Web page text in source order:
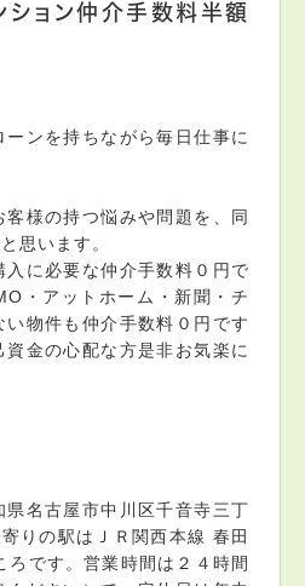
ション仲介手数料半額
ンを持ちながら毎日仕事に
様の持つ悩みや問題を、同
思います。
に必要な仲介手数料０円で
・アットホーム・新聞・チ
物件も仲介手数料０円です
金の心配な方是非お気楽に
名古屋市中川区千音寺三丁
りの駅はＪＲ関西本線 春田
です。営業時間は２４時間